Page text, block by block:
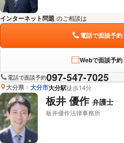
インターネット問題 のご相談は
電話で面談予約
Webで面談予約
電話で面談予約097-547-7025
大分県 大分市大分駅徒歩14分
板井 優作 弁護士
板井優作法律事務所